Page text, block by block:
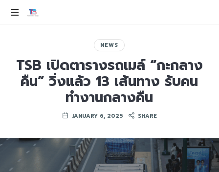
THAI
GROUP
NEWS
TSB เปิดตารางรถเมล์ “กะกลาง
คืน” วิ่งแล้ว 13 เส้นทาง รับคน
ทำงานกลางคืน
JANUARY 6, 2025 SHARE